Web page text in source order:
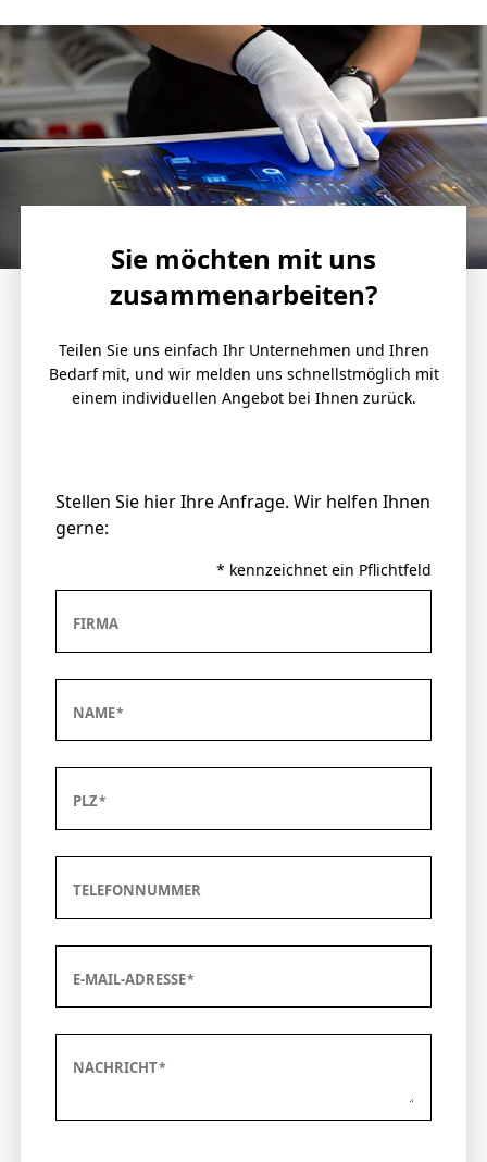
Sie möchten mit uns
zusammenarbeiten?
Teilen Sie uns einfach Ihr Unternehmen und Ihren
Bedarf mit, und wir melden uns schnellstmöglich mit
einem individuellen Angebot bei Ihnen zurück.
Stellen Sie hier Ihre Anfrage. Wir helfen Ihnen
gerne:
* kennzeichnet ein Pflichtfeld
FIRMA
NAME
PLZ
TELEFONNUMMER
E-MAIL-ADRESSE
NACHRICHT